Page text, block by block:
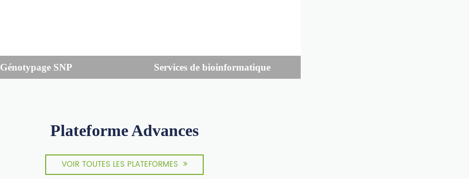
Génotypage SNP Services de bioinformatique
Plateforme Advances
VOIR TOUTES LES PLATEFORMES